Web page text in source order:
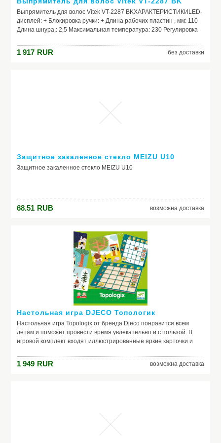
Выпрямитель для волос Vitek VT-2287 BKХАРАКТЕРИСТИКИLED-
дисплей: + Блокировка ручки: + Длина рабочих пластин , мм: 110
Длина шнура,: 2,5 Максимальная температура: 230 Регулировка
1 917 RUR без доставки
Защитное закаленное стекло MEIZU U10
Защитное закаленное стекло MEIZU U10
68.51 RUB возможна доставка
Настольная игра DJECO Топологик
Настольная игра Topologix от бренда Djeco понравится всем
детям и поможет провести время увлекательно и с пользой. В
игровой комплект входят иллюстрированные яркие карточки и
карточках и фишках, иден
1 949 RUR возможна доставка